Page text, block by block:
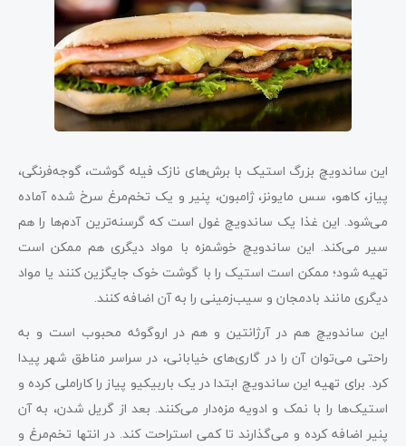
این ساندویچ بزرگ استیک با برش‌های نازک فیله گوشت، گوجه‌فرنگی،
پیاز، کاهو، سس مایونز، ژامبون، پنیر و یک تخم‌مرغ سرخ شده آماده
می‌شود. این غذا یک ساندویچ غول است که گرسنه‌ترین آدم‌ها را هم
سیر می‌کند. این ساندویچ خوشمزه با مواد دیگری هم ممکن است
تهیه شود؛ ممکن است استیک را با گوشت خوک جایگزین کنند یا مواد
دیگری مانند بادمجان و سیب‌زمینی را به آن اضافه کنند.
این ساندویچ هم در آرژانتین و هم در اروگوئه محبوب است و به
راحتی می‌توان آن را در گاری‌های خیابانی، در سراسر مناطق شهر پیدا
کرد. برای تهیه این ساندویچ ابتدا در یک باربیکیو پیاز را کاراملی کرده و
استیک‌ها را با نمک و ادویه مزه‌دار می‌کنند. بعد از گریل شدن، به آن
پنیر اضافه کرده و می‌گذارند تا کمی استراحت کند. در انتها تخم‌مرغ و